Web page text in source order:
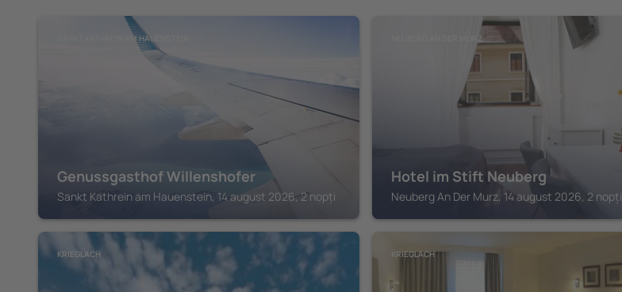
SANKT KATHREIN AM HAUENSTEIN
Genussgasthof Willenshofer
Sankt Kathrein am Hauenstein, 14 august 2026, 2 nopți
NEUBERG AN DER MURZ
Hotel im Stift Neuberg
Neuberg An Der Murz, 14 august 2026, 2 nopți
KRIEGLACH KRIEGLACH